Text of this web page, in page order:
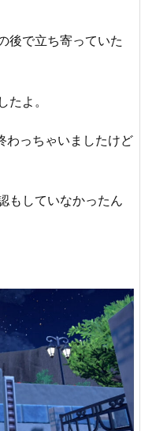
後で立ち寄っていた
たよ。
わっちゃいましたけど
もしていなかったん